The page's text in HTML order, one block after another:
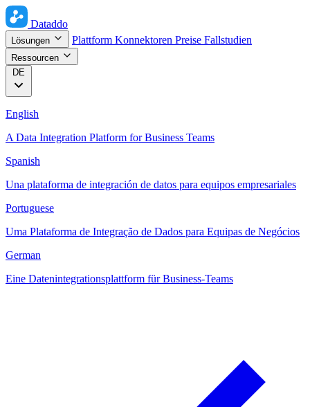
Dataddo
Lösungen Plattform Konnektoren Preise Fallstudien
Ressourcen
DE
English
A Data Integration Platform for Business Teams
Spanish
Una plataforma de integración de datos para equipos empresariales
Portuguese
Uma Plataforma de Integração de Dados para Equipas de Negócios
German
Eine Datenintegrationsplattform für Business-Teams